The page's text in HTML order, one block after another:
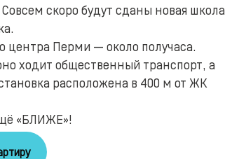
скоро будут сданы новая школа
центра Перми — около получаса.
ходит общественный транспорт, а
расположена в 400 м от ЖК
«БЛИЖЕ»!